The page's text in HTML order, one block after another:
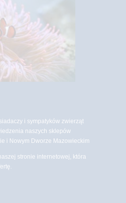
i sympatyków zwierząt
naszych sklepów
i Nowym Dworze Mazowieckim
stronie internetowej, która